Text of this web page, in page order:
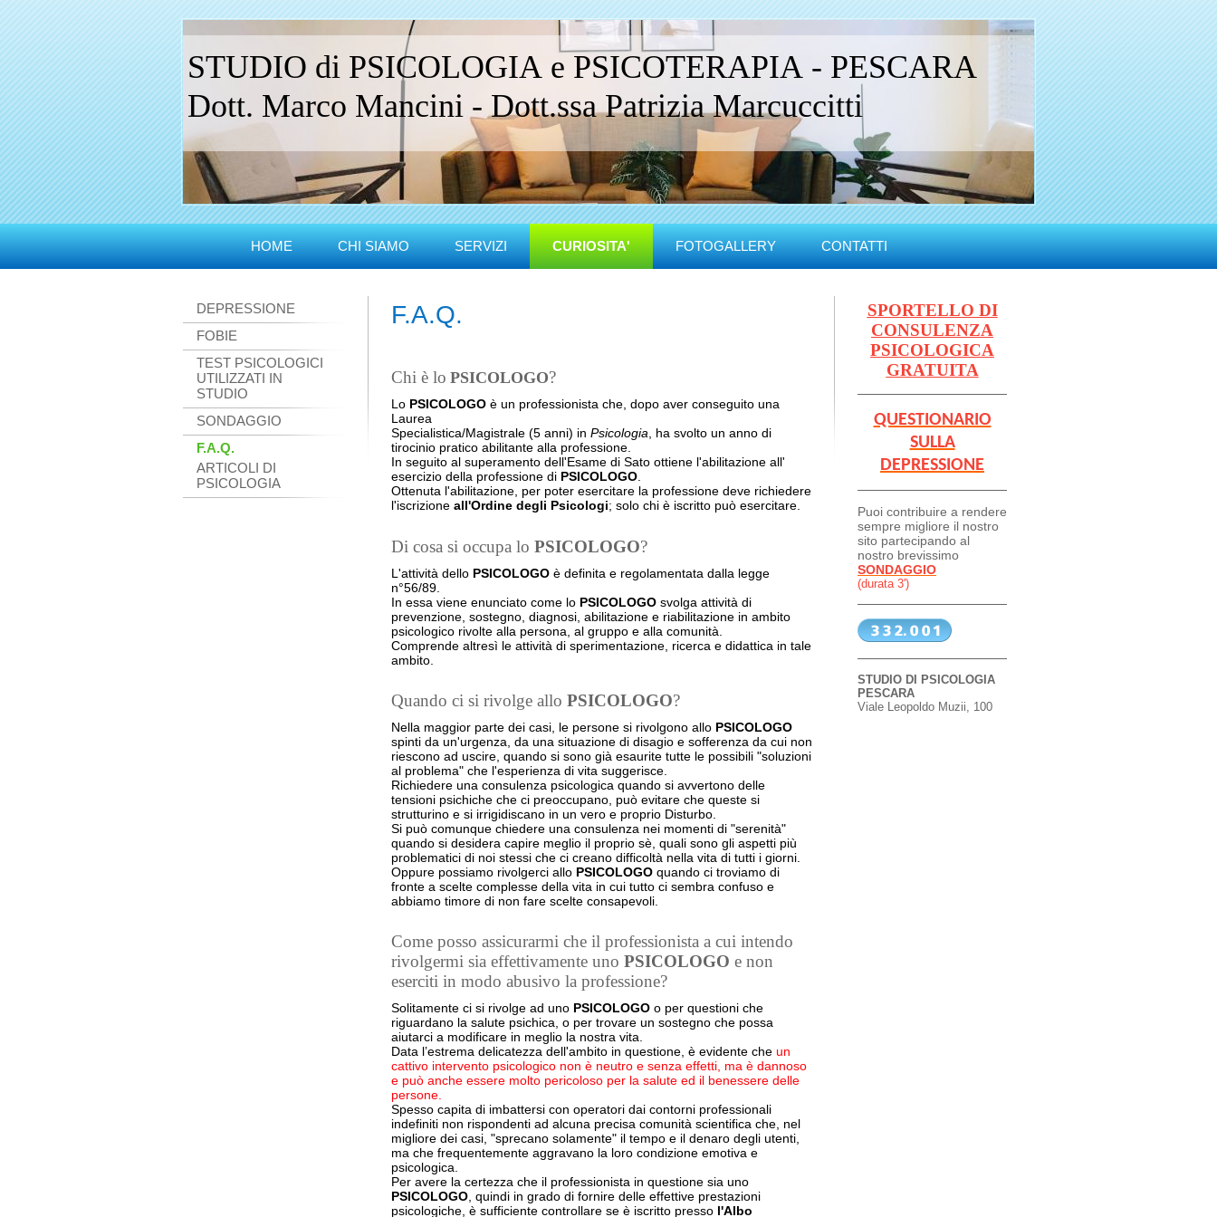
STUDIO di PSICOLOGIA e PSICOTERAPIA - PESCARA
Dott. Marco Mancini - Dott.ssa Patrizia Marcuccitti
HOME CHI SIAMO SERVIZI CURIOSITA' FOTOGALLERY CONTATTI
DEPRESSIONE
FOBIE
TEST PSICOLOGICI
UTILIZZATI IN
STUDIO
SONDAGGIO
F.A.Q.
ARTICOLI DI
PSICOLOGIA
F.A.Q.
Chi è lo PSICOLOGO?
Lo PSICOLOGO è un professionista che, dopo aver conseguito una
Laurea
Specialistica/Magistrale (5 anni) in Psicologia , ha svolto un anno di
tirocinio pratico abilitante alla professione.
In seguito al superamento dell'Esame di Sato ottiene l'abilitazione all'
esercizio della professione di PSICOLOGO
Ottenuta l'abilitazione, per poter esercitare la professione deve richiedere
l'iscrizione all'Ordine degli Psicologi; solo chi è iscritto può esercitare.
Di cosa si occupa lo PSICOLOGO?
L'attività dello PSICOLOGO è definita e regolamentata dalla legge
n°56/89.
In essa viene enunciato come lo PSICOLOGO svolga attività di
prevenzione, sostegno, diagnosi, abilitazione e riabilitazione in ambito
psicologico rivolte alla persona, al gruppo e alla comunità.
Comprende altresì le attività di sperimentazione, ricerca e didattica in tale
ambito.
Quando ci si rivolge allo PSICOLOGO?
Nella maggior parte dei casi, le persone si rivolgono allo PSICOLOGO
spinti da un'urgenza, da una situazione di disagio e sofferenza da cui non
riescono ad uscire, quando si sono già esaurite tutte le possibili "soluzioni
al problema" che l'esperienza di vita suggerisce.
Richiedere una consulenza psicologica quando si avvertono delle
tensioni psichiche che ci preoccupano, può evitare che queste si
strutturino e si irrigidiscano in un vero e proprio Disturbo.
Si può comunque chiedere una consulenza nei momenti di "serenità"
quando si desidera capire meglio il proprio sè, quali sono gli aspetti più
problematici di noi stessi che ci creano difficoltà nella vita di tutti i giorni.
Oppure possiamo rivolgerci allo PSICOLOGO quando ci troviamo di
fronte a scelte complesse della vita in cui tutto ci sembra confuso e
abbiamo timore di non fare scelte consapevoli.
Come posso assicurarmi che il professionista a cui intendo
rivolgermi sia effettivamente uno PSICOLOGO e non
eserciti in modo abusivo la professione?
Solitamente ci si rivolge ad uno PSICOLOGO o per questioni che
riguardano la salute psichica, o per trovare un sostegno che possa
aiutarci a modificare in meglio la nostra vita.
Data l’estrema delicatezza dell'ambito in questione, è evidente che un
cattivo intervento psicologico non è neutro e senza effetti, ma è dannoso
e può anche essere molto pericoloso per la salute ed il benessere delle
persone.
Spesso capita di imbattersi con operatori dai contorni professionali
indefiniti non rispondenti ad alcuna precisa comunità scientifica che, nel
migliore dei casi, "sprecano solamente" il tempo e il denaro degli utenti,
ma che frequentemente aggravano la loro condizione emotiva e
psicologica.
Per avere la certezza che il professionista in questione sia uno
PSICOLOGO , quindi in grado di fornire delle effettive prestazioni
psicologiche, è sufficiente controllare se è iscritto presso l'Albo
SPORTELLO DI
CONSULENZA
PSICOLOGICA
GRATUITA
QUESTIONARIO
SULLA
DEPRESSIONE
Puoi contribuire a rendere
sempre migliore il nostro
sito partecipando al
nostro brevissimo
SONDAGGIO
(durata 3')
STUDIO DI PSICOLOGIA
PESCARA
Viale Leopoldo Muzii, 100